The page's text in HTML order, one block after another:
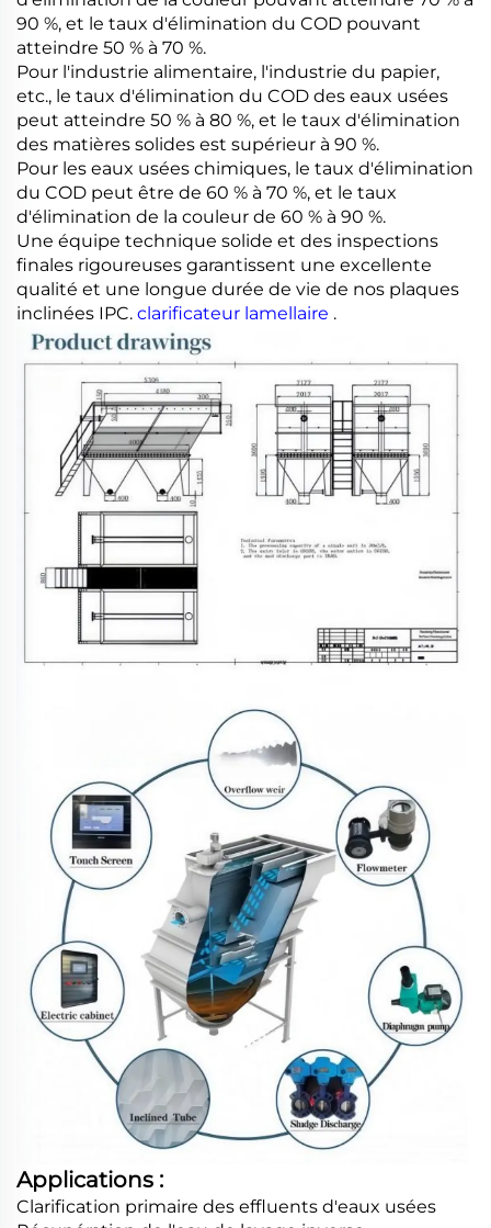
90 %, et le taux d'élimination du COD pouvant
atteindre 50 % à 70 %.
Pour l'industrie alimentaire, l'industrie du papier,
etc., le taux d'élimination du COD des eaux usées
peut atteindre 50 % à 80 %, et le taux d'élimination
des matières solides est supérieur à 90 %.
Pour les eaux usées chimiques, le taux d'élimination
du COD peut être de 60 % à 70 %, et le taux
d'élimination de la couleur de 60 % à 90 %.
Une équipe technique solide et des inspections
finales rigoureuses garantissent une excellente
qualité et une longue durée de vie de nos plaques
inclinées IPC. clarificateur lamellaire .
Applications :
Clarification primaire des effluents d'eaux usées